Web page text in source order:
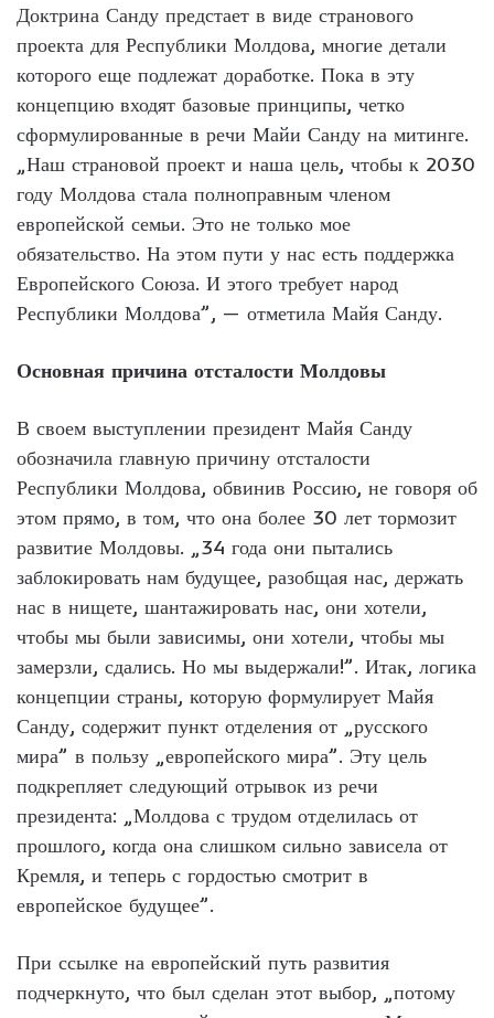
Доктрина Санду предстает в виде странового
проекта для Республики Молдова, многие детали
которого еще подлежат доработке. Пока в эту
концепцию входят базовые принципы, четко
сформулированные в речи Майи Санду на митинге.
„Наш страновой проект и наша цель, чтобы к 2030
году Молдова стала полноправным членом
европейской семьи. Это не только мое
обязательство. На этом пути у нас есть поддержка
Европейского Союза. И этого требует народ
Республики Молдова”, — отметила Майя Санду.
Основная причина отсталости Молдовы
В своем выступлении президент Майя Санду
обозначила главную причину отсталости
Республики Молдова, обвинив Россию, не говоря об
этом прямо, в том, что она более 30 лет тормозит
развитие Молдовы. „34 года они пытались
заблокировать нам будущее, разобщая нас, держать
нас в нищете, шантажировать нас, они хотели,
чтобы мы были зависимы, они хотели, чтобы мы
замерзли, сдались. Но мы выдержали!”. Итак, логика
концепции страны, которую формулирует Майя
Санду, содержит пункт отделения от „русского
мира” в пользу „европейского мира”. Эту цель
подкрепляет следующий отрывок из речи
президента: „Молдова с трудом отделилась от
прошлого, когда она слишком сильно зависела от
Кремля, и теперь с гордостью смотрит в
европейское будущее”.
При ссылке на европейский путь развития
подчеркнуто, что был сделан этот выбор, „потому